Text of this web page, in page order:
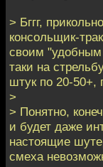
> Бггг,
консольщик-
своим
таки на
штук по 20-
>
> Понятно,
и будет даже
настоящие
смеха